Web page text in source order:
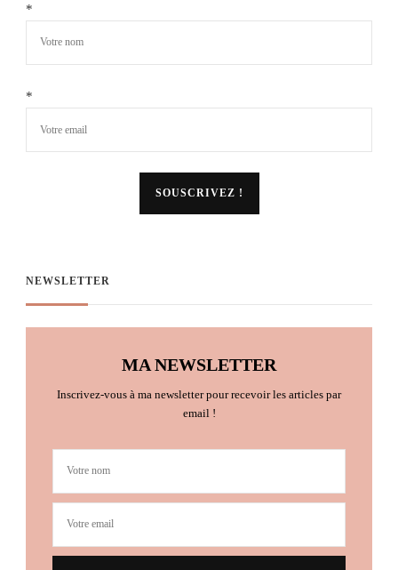
*
*
NEWSLETTER
MA NEWSLETTER
Inscrivez-vous à ma newsletter pour recevoir les articles par
email !